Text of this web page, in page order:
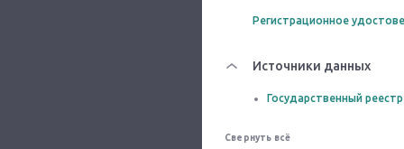
Регистрационное
Источники данных
Государственный
Свернуть всё